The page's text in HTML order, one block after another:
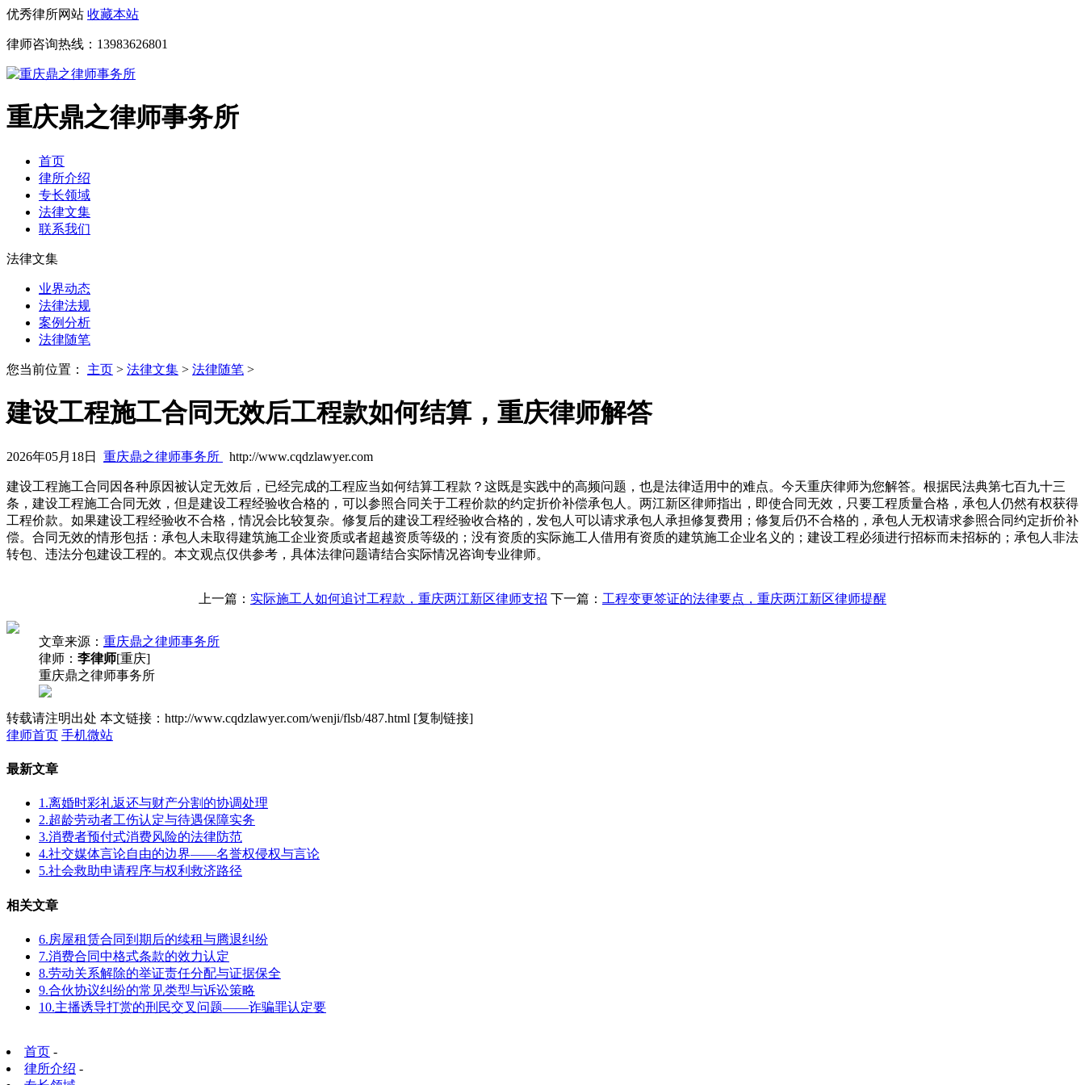
优秀律所网站 收藏本站
律师咨询热线： 13983626801
重庆鼎之律师事务所
首页
律所介绍
专长领域
法律文集
联系我们
法律文集
业界动态
法律法规
案例分析
法律随笔
您当前位置： 主页 > 法律文集 > 法律随笔 >
建设工程施工合同无效后工程款如何结算，重庆律师解答
2026年05月18日 重庆鼎之律师事务所 http://www.cqdzlawyer.com
建设工程施工合同因各种原因被认定无效后，已经完成的工程应当如何结算工程款？这既是实践中的高频问题，也是法律适用中的难点。今天重庆律师为您解答。根据民法典第七百九十三
条，建设工程施工合同无效，但是建设工程经验收合格的，可以参照合同关于工程价款的约定折价补偿承包人。两江新区律师指出，即使合同无效，只要工程质量合格，承包人仍然有权获得
工程价款。如果建设工程经验收不合格，情况会比较复杂。修复后的建设工程经验收合格的，发包人可以请求承包人承担修复费用；修复后仍不合格的，承包人无权请求参照合同约定折价补
偿。合同无效的情形包括：承包人未取得建筑施工企业资质或者超越资质等级的；没有资质的实际施工人借用有资质的建筑施工企业名义的；建设工程必须进行招标而未招标的；承包人非法
转包、违法分包建设工程的。本文观点仅供参考，具体法律问题请结合实际情况咨询专业律师。
上一篇： 实际施工人如何追讨工程款，重庆两江新区律师支招 下一篇： 工程变更签证的法律要点，重庆两江新区律师提醒
文章来源： 重庆鼎之律师事务所
律师： 李律师[重庆]
重庆鼎之律师事务所
转载请注明出处 本文链接：http://www.cqdzlawyer.com/wenji/flsb/487.html [复制链接]
律师首页 手机微站
最新文章
1.离婚时彩礼返还与财产分割的协调处理
2.超龄劳动者工伤认定与待遇保障实务
3.消费者预付式消费风险的法律防范
4.社交媒体言论自由的边界——名誉权侵权与言论
5.社会救助申请程序与权利救济路径
相关文章
6.房屋租赁合同到期后的续租与腾退纠纷
7.消费合同中格式条款的效力认定
8.劳动关系解除的举证责任分配与证据保全
9.合伙协议纠纷的常见类型与诉讼策略
10.主播诱导打赏的刑民交叉问题——诈骗罪认定要
首页 -
律所介绍 -